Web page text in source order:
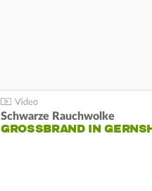
Schwarze Rauchwolke
GROSSBRAND IN